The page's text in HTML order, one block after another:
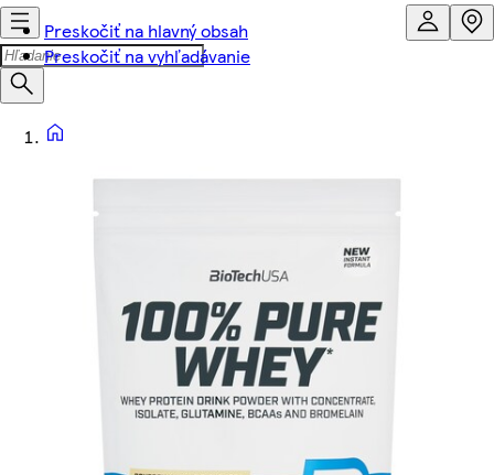
Preskočiť na hlavný obsah
Preskočiť na vyhľadávanie